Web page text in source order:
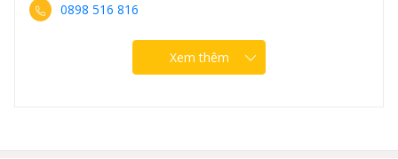
0898 516 816
Xem thêm